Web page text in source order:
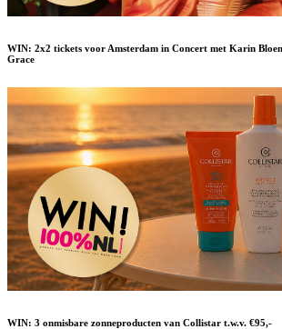
WIN: 2x2 tickets voor Amsterdam in Concert met Karin
Grace
WIN: 3 onmisbare zonneproducten van Collistar t.w.v. €95,-